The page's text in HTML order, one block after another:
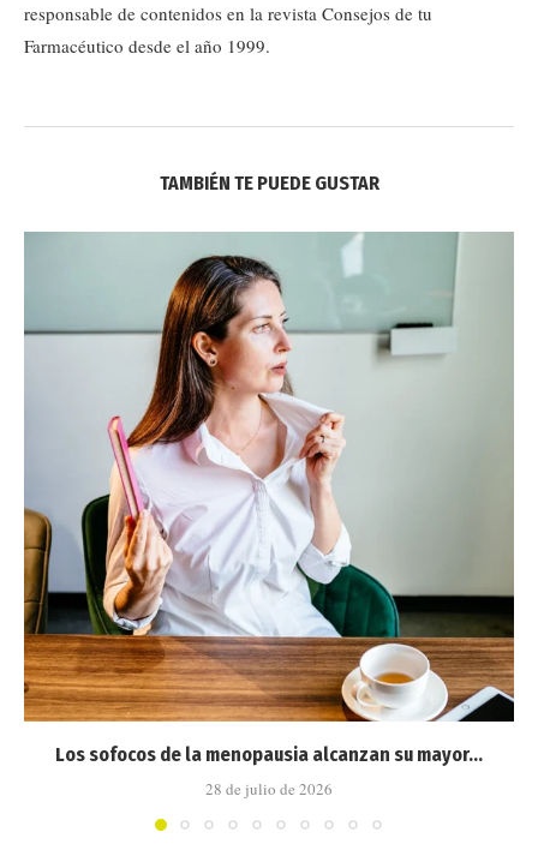
responsable de contenidos en la revista Consejos de tu
Farmacéutico desde el año 1999.
TAMBIÉN TE PUEDE GUSTAR
Los sofocos de la menopausia alcanzan su mayor...
28 de julio de 2026